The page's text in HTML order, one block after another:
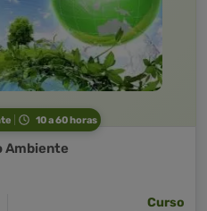
10 a 60 horas
Ambiente
Curso